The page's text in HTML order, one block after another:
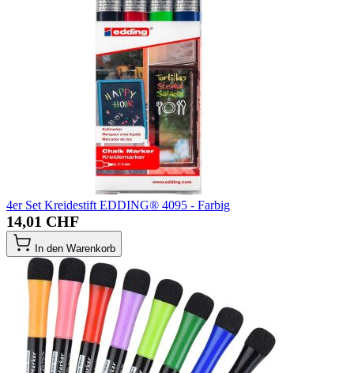
4er Set Kreidestift EDDING® 4095 - Farbig
14,01 CHF
In den Warenkorb